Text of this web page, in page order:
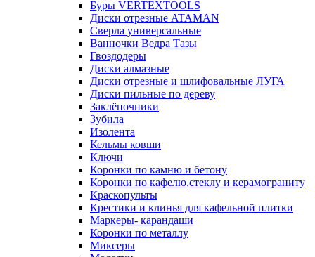
Буры VERTEXTOOLS
Диски отрезные ATAMAN
Сверла универсальные
Ванночки Ведра Тазы
Гвоздодеры
Диски алмазные
Диски отрезные и шлифовальные ЛУГА
Диски пильные по дереву
Заклёпочники
Зубила
Изолента
Кельмы ковши
Ключи
Коронки по камню и бетону
Коронки по кафелю,стеклу и керамограниту
Краскопульты
Крестики и клинья для кафельной плитки
Маркеры- карандаши
Коронки по металлу
Миксеры